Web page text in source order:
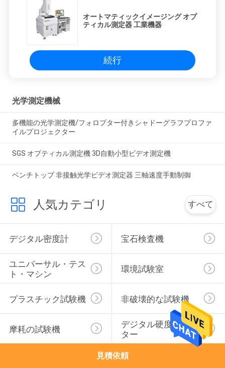
オートマティックイメージング オプ
ティカル測定器 工業機器
続行
光学測定機械
多機能の光学測定機/フォロプター付きシャドーグラフプロファ
イルプロジェクター
SGS オプティカル測定機 3D自動小型ビデオ測定機
ベンチトップ 非接触光学ビデオ測定器 三軸速度手動制御
人気カテゴリ すべて
デジタル密度計 宝石検査機
ユニバーサル・テス
ト・マシン
環境試験室
プラスチック試験機 非破壊的な試験機
摩耗の試験機
デジタル硬度のテス
ター
見積依頼